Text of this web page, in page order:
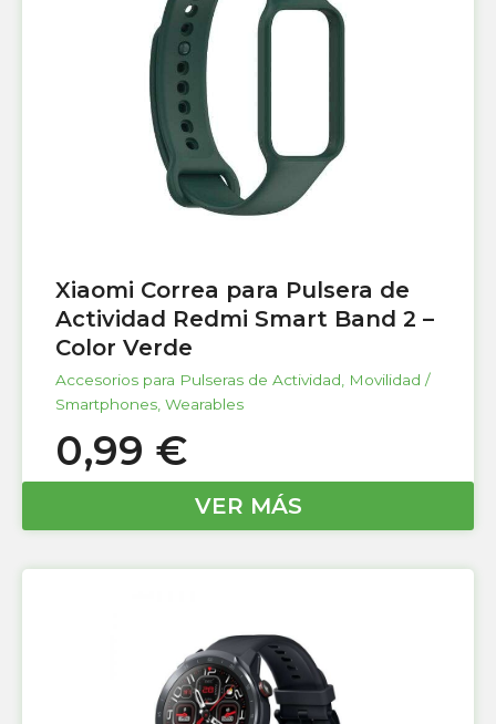
Xiaomi Correa para Pulsera de
Actividad Redmi Smart Band 2 –
Color Verde
Accesorios para Pulseras de Actividad, Movilidad /
Smartphones, Wearables
0,99 €
VER MÁS